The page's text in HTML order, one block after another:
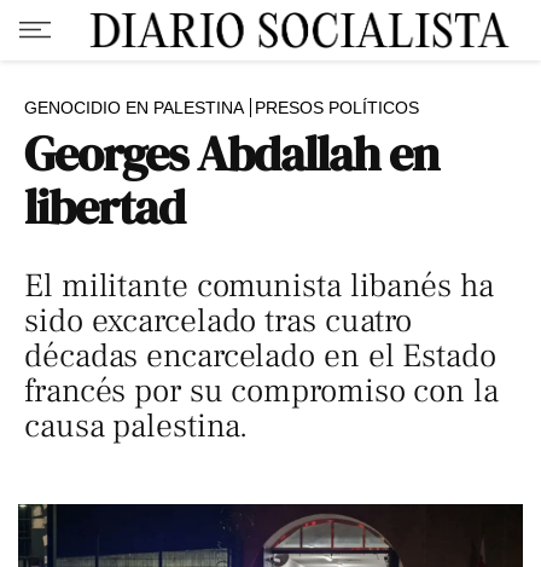
GENOCIDIO EN PALESTINA PRESOS POLÍTICOS
Georges Abdallah en
libertad
El militante comunista libanés ha
sido excarcelado tras cuatro
décadas encarcelado en el Estado
francés por su compromiso con la
causa palestina.